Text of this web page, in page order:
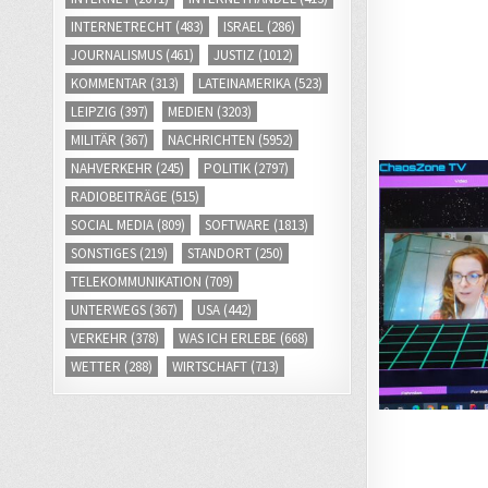
INTERNETRECHT (483) ISRAEL (286)
JOURNALISMUS (461) JUSTIZ (1012)
KOMMENTAR (313) LATEINAMERIKA (523)
LEIPZIG (397) MEDIEN (3203)
MILITÄR (367) NACHRICHTEN (5952)
NAHVERKEHR (245) POLITIK (2797)
RADIOBEITRÄGE (515)
SOCIAL MEDIA (809) SOFTWARE (1813)
SONSTIGES (219) STANDORT (250)
TELEKOMMUNIKATION (709)
UNTERWEGS (367) USA (442)
VERKEHR (378) WAS ICH ERLEBE (668)
WETTER (288) WIRTSCHAFT (713)